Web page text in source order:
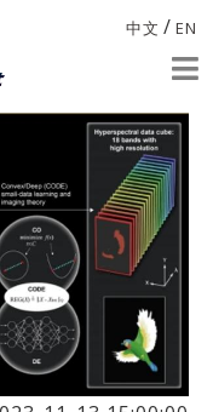
中文 / EN